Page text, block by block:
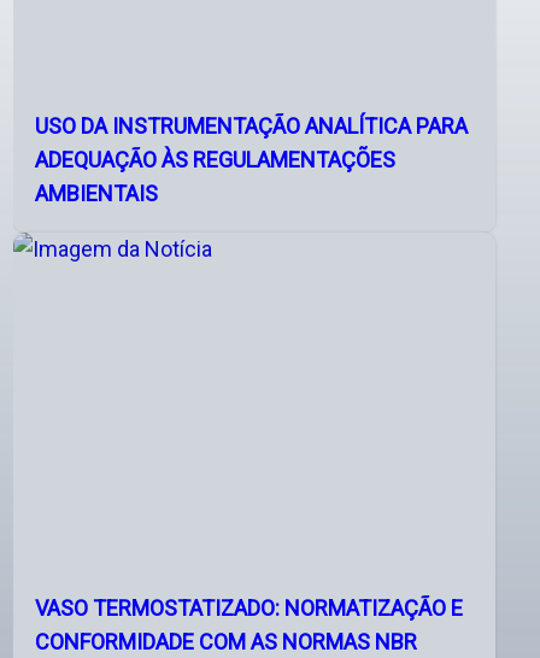
USO DA INSTRUMENTAÇÃO ANALÍTICA PARA
ADEQUAÇÃO ÀS REGULAMENTAÇÕES
AMBIENTAIS
VASO TERMOSTATIZADO: NORMATIZAÇÃO E
CONFORMIDADE COM AS NORMAS NBR